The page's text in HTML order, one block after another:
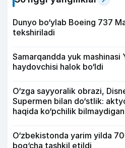
Dunyo bo‘ylab Boeing 737
tekshiriladi
Samarqandda yuk mashinasi
haydovchisi halok bo‘ldi
O‘zga sayyoralik obrazi,
Supermen bilan do‘stlik:
haqida ko‘pchilik
O‘zbekistonda yarim yilda
bog‘cha tashkil etildi